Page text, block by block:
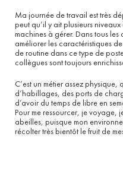
Ma journée de travail est très
peut qu’il y ait plusieurs
machines à gérer. Dans tous
améliorer les caractéristiques
de routine dans ce type de
collègues sont toujours
C’est un métier assez
d’habillages, des ports de
d’avoir du temps de libre en
Pour me ressourcer, je voyage,
abeilles, puisque mon
récolter très bientôt le fruit de